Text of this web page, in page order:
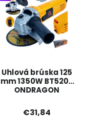
Uhlová brúska 125
mm 1350W BT5205
ONDRAGON
€31,84